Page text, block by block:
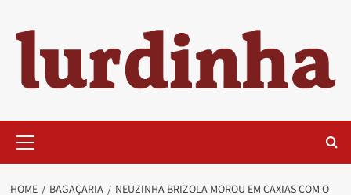
content
Menu
HOME BAGAÇARIA
NEUZINHA BRIZOLA MOROU EM CAXIAS COM O